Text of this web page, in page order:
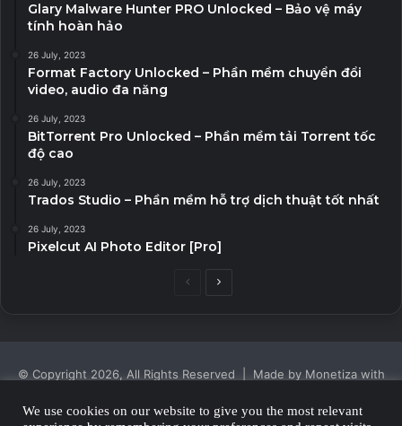
Glary Malware Hunter PRO Unlocked – Bảo vệ máy
tính hoàn hảo
26 July, 2023
Format Factory Unlocked – Phần mềm chuyển đổi
video, audio đa năng
26 July, 2023
BitTorrent Pro Unlocked – Phần mềm tải Torrent tốc
độ cao
26 July, 2023
Trados Studio – Phần mềm hỗ trợ dịch thuật tốt nhất
26 July, 2023
Pixelcut AI Photo Editor [Pro]
PreviousNext
© Copyright 2026, All Rights Reserved | Made by Monetiza with
| Proudly Hosted by
Monetiza
We use cookies on our website to give you the most relevant